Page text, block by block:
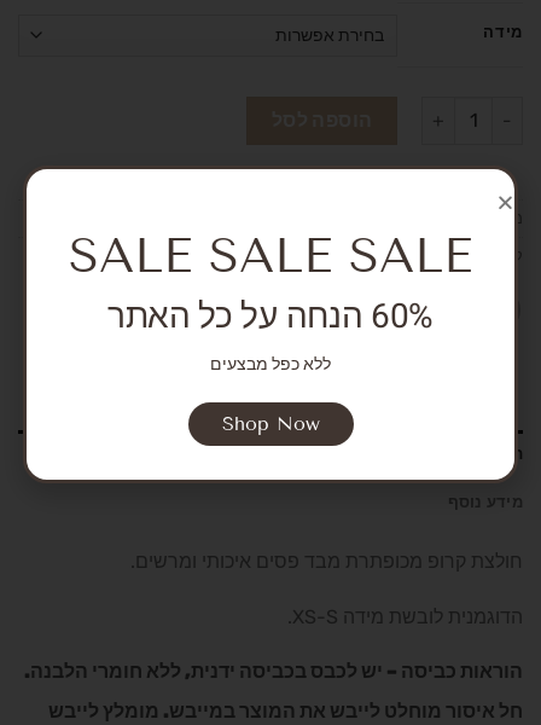
מידה
קטגוריה:COMME ELLE
תיאור
מידע נוסף
חולצת קרופ מכופתרת מבד פסים איכותי ומרשים.
הדוגמנית לובשת מידה XS-S.
הוראות כביסה – יש לכבס בכביסה ידנית, ללא חומרי הלבנה.
חל איסור מוחלט לייבש את המוצר במייבש. מומלץ לייבש
SALE SALE SALE
60% הנחה על כל האתר
ללא כפל מבצעים
Shop Now